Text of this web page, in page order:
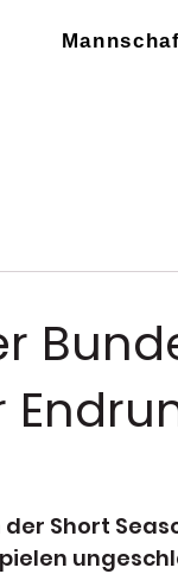
Short